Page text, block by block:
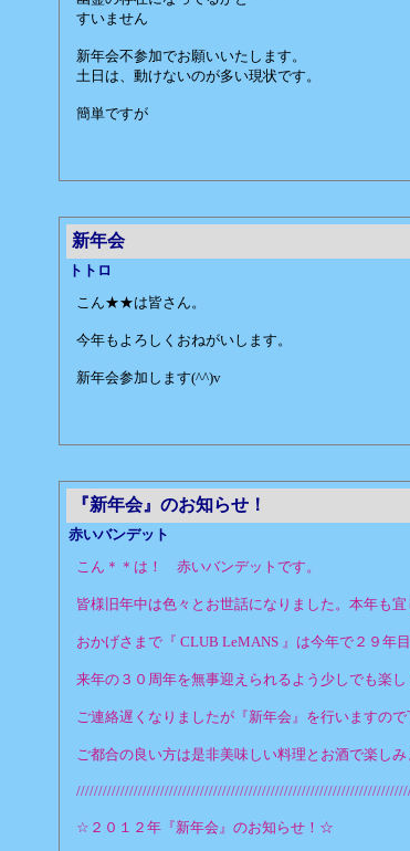
すいません
新年会不参加でお願いいたします。
土日は、動けないのが多い現状です。
簡単ですが
新年会
トトロ
こん★★は皆さん。
今年もよろしくおねがいします。
新年会参加します(^^)v
『新年会』のお知らせ！
赤いバンデット
こん＊＊は！ 赤いバンデットです。
皆様旧年中は色々とお世話になりました。本年も宜
おかげさまで『 CLUB LeMANS 』は今年で２９年
来年の３０周年を無事迎えられるよう少しでも楽し
ご連絡遅くなりましたが『新年会』を行いますので
ご都合の良い方は是非美味しい料理とお酒で楽しみ
☆２０１２年『新年会』のお知らせ！☆